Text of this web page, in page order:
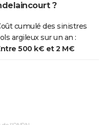
?
cumulé des sinistres
argileux sur un an :
500 k€ et 2 M€